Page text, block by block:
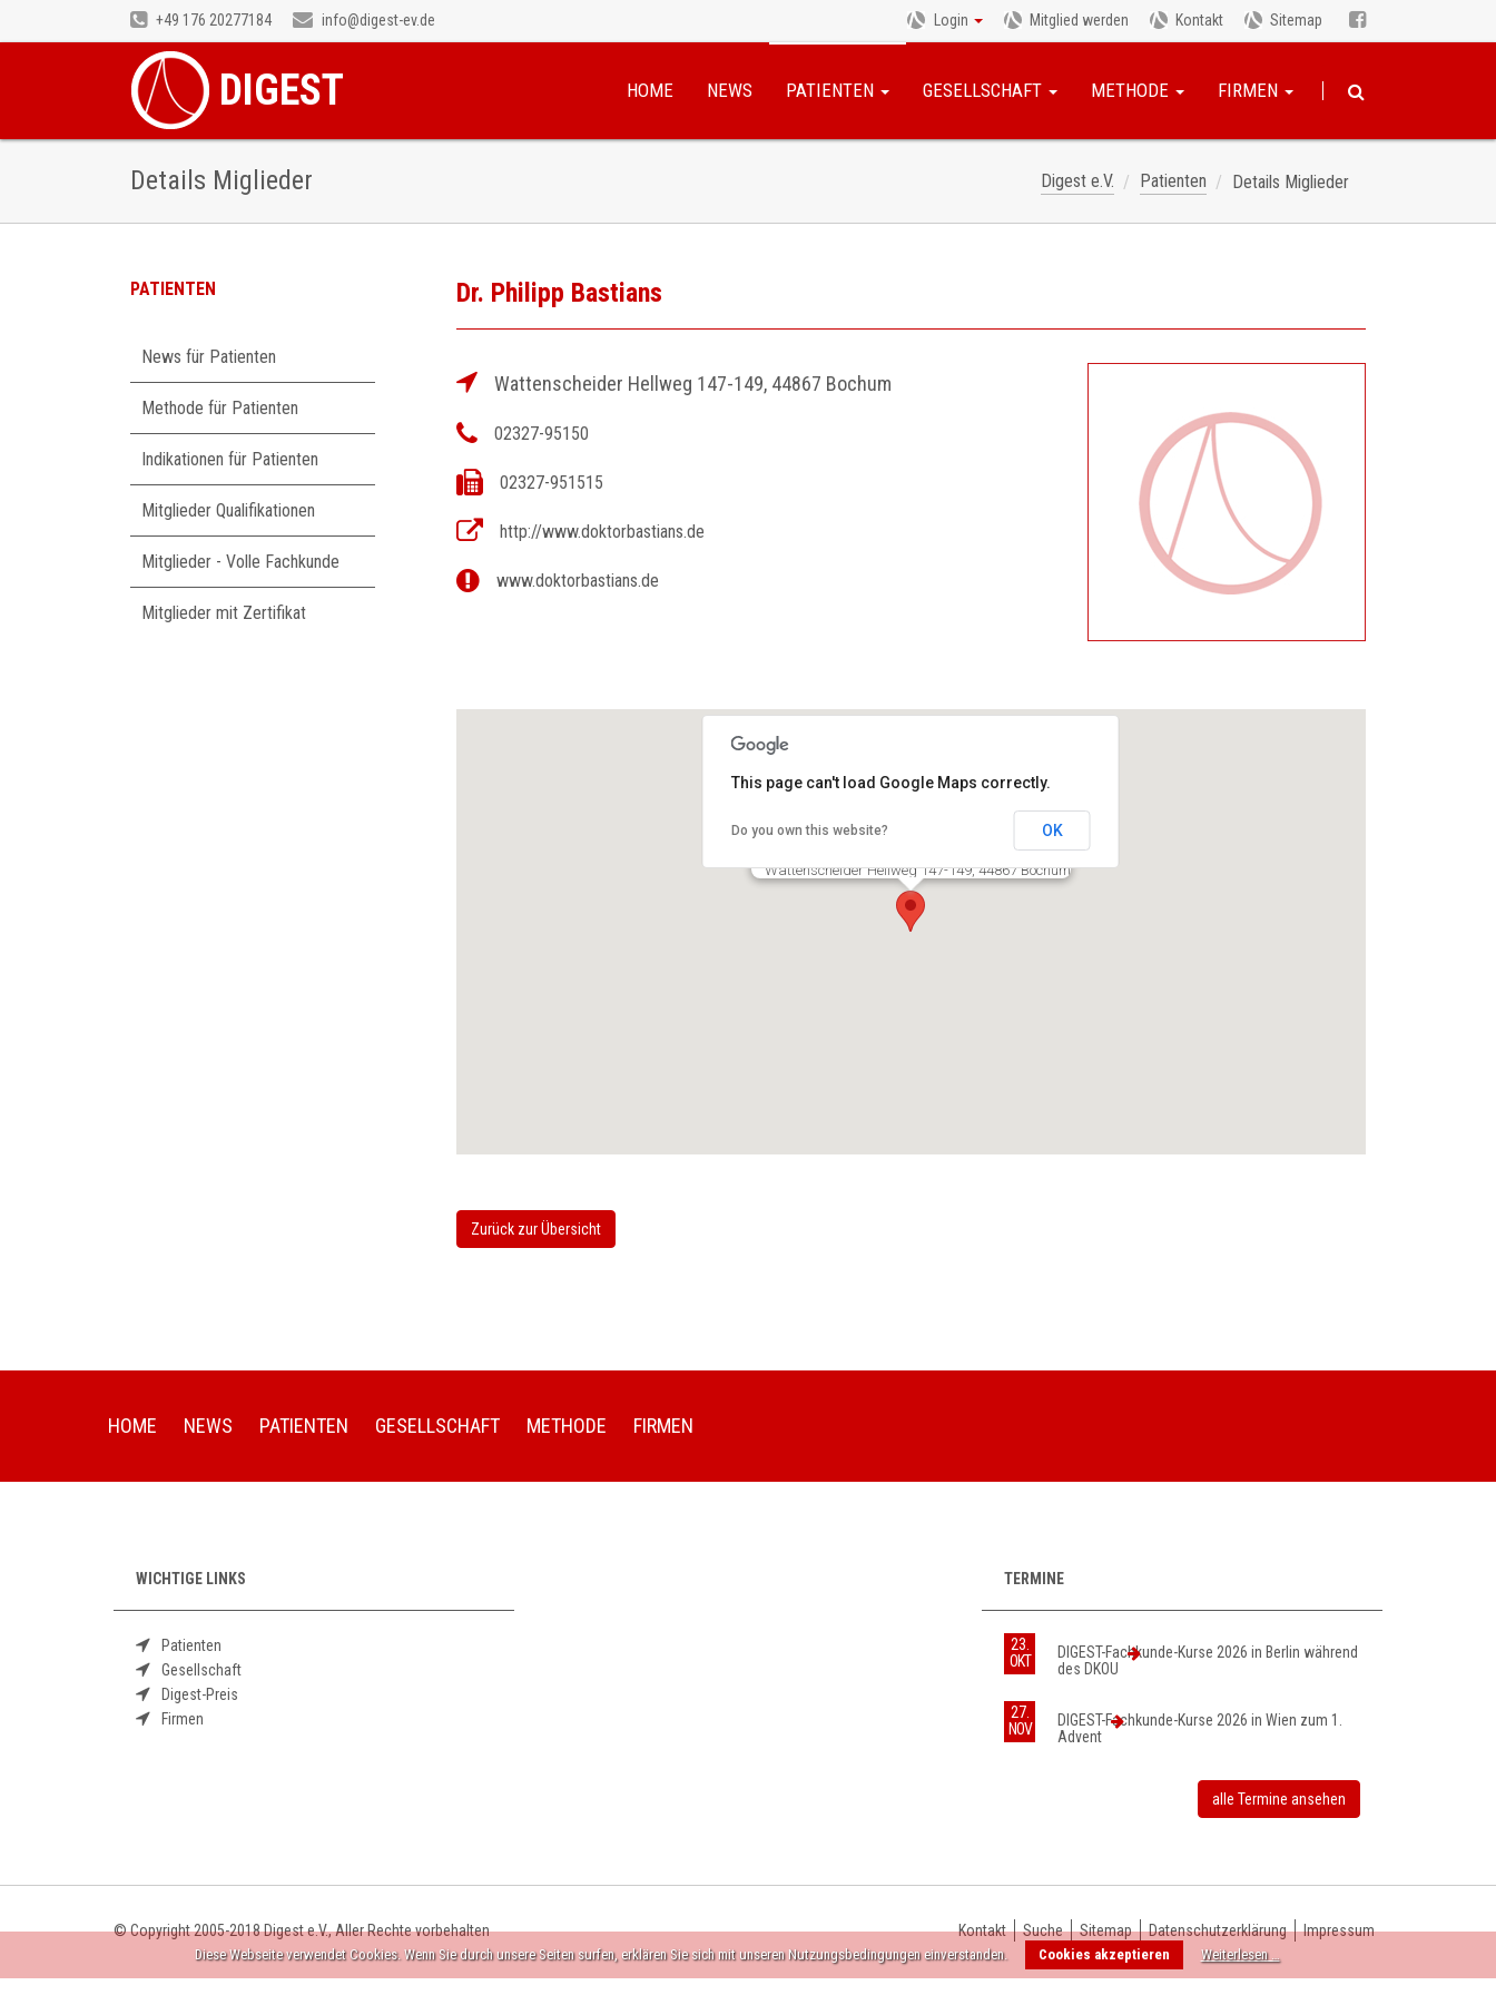
+49 176 20277184 info@digest-ev.de Login Mitglied werden Kontakt Sitemap
DIGEST HOME NEWS PATIENTEN GESELLSCHAFT METHODE FIRMEN
Details Miglieder Digest e.V. Patienten Details Miglieder
Dr. Philipp Bastians
Wattenscheider Hellweg 147-149, 44867 Bochum
02327-95150
02327-951515
http://www.doktorbastians.de
www.doktorbastians.de
Wattenscheider Hellweg 147-149, 44867 Bochum
This page can't load Google Maps correctly.
Do you own this website? OK
Zurück zur Übersicht
PATIENTEN
überspringen
News für Patienten
Methode für Patienten
Indikationen für Patienten
Mitglieder Qualifikationen
Mitglieder - Volle Fachkunde
Mitglieder mit Zertifikat
HOME NEWS PATIENTEN GESELLSCHAFT METHODE FIRMEN
WICHTIGE LINKS
Patienten
Gesellschaft
Digest-Preis
Firmen
TERMINE
23.
OKT
DIGEST-Fachkunde-Kurse 2026 in Berlin während
des DKOU
27.
NOV
DIGEST-Fachkunde-Kurse 2026 in Wien zum 1.
Advent
alle Termine ansehen
© Copyright 2005-2018 Digest e.V., Aller Rechte vorbehalten Kontakt Suche Sitemap Datenschutzerklärung Impressum
Diese Webseite verwendet Cookies. Wenn Sie durch unsere Seiten surfen, erklären Sie sich mit unseren Nutzungsbedingungen einverstanden. Cookies akzeptieren Weiterlesen …